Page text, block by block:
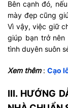
Bên cạnh đó,
mày đẹp cũng
Vì vậy, việc giữ
giúp bạn trở
tình duyên suôn
Xem thêm : Cạo
III. HƯỚNG